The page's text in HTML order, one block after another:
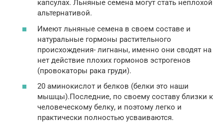
капсулах. Льняные семена могут стать неплохой
альтернативой.
Имеют льняные семена в своем составе и
натуральные гормоны растительного
происхождения- лигнаны, именно они сводят на
нет действие плохих гормонов эстрогенов
(провокаторы рака груди).
20 аминокислот и белков (белки это наши
мышцы).Последние, по своему составу близки к
человеческому белку, и поэтому легко и
практически полностью усваиваются.